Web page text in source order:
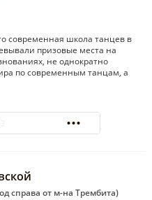
современная школа танцев в
призовые места на
не однократно
по современным танцам, а
49-00
справа от м-на Трембита)